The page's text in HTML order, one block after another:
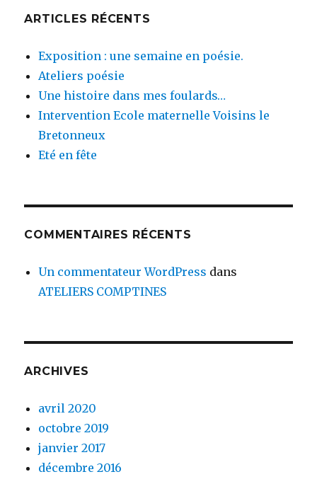
ARTICLES RÉCENTS
Exposition : une semaine en poésie.
Ateliers poésie
Une histoire dans mes foulards…
Intervention Ecole maternelle Voisins le
Bretonneux
Eté en fête
COMMENTAIRES RÉCENTS
Un commentateur WordPress dans
ATELIERS COMPTINES
ARCHIVES
avril 2020
octobre 2019
janvier 2017
décembre 2016